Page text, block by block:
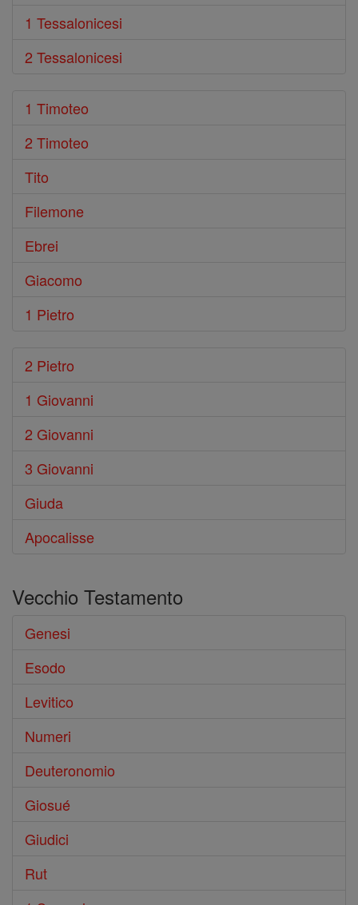
1 Tessalonicesi
2 Tessalonicesi
1 Timoteo
2 Timoteo
Tito
Filemone
Ebrei
Giacomo
1 Pietro
2 Pietro
1 Giovanni
2 Giovanni
3 Giovanni
Giuda
Apocalisse
Vecchio Testamento
Genesi
Esodo
Levitico
Numeri
Deuteronomio
Giosué
Giudici
Rut